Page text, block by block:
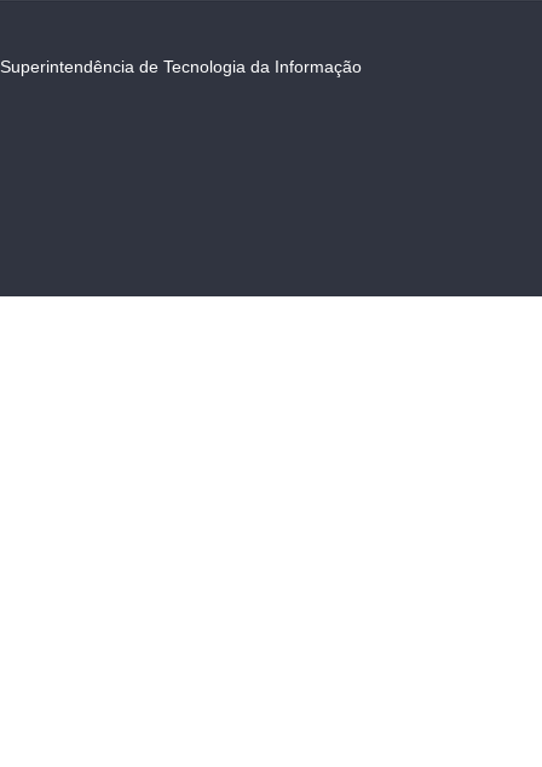
Superintendência de Tecnologia da Informação